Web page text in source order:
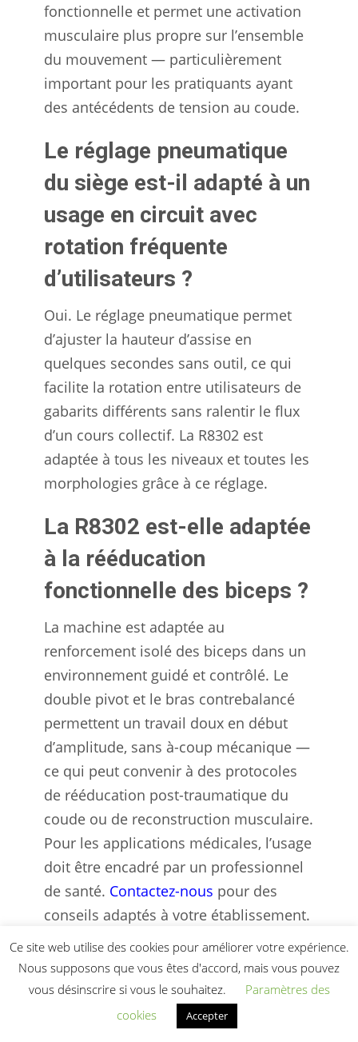
fonctionnelle et permet une activation
musculaire plus propre sur l’ensemble
du mouvement — particulièrement
important pour les pratiquants ayant
des antécédents de tension au coude.
Le réglage pneumatique
du siège est-il adapté à un
usage en circuit avec
rotation fréquente
d’utilisateurs ?
Oui. Le réglage pneumatique permet
d’ajuster la hauteur d’assise en
quelques secondes sans outil, ce qui
facilite la rotation entre utilisateurs de
gabarits différents sans ralentir le flux
d’un cours collectif. La R8302 est
adaptée à tous les niveaux et toutes les
morphologies grâce à ce réglage.
La R8302 est-elle adaptée
à la rééducation
fonctionnelle des biceps ?
La machine est adaptée au
renforcement isolé des biceps dans un
environnement guidé et contrôlé. Le
double pivot et le bras contrebalancé
permettent un travail doux en début
d’amplitude, sans à-coup mécanique —
ce qui peut convenir à des protocoles
de rééducation post-traumatique du
coude ou de reconstruction musculaire.
Pour les applications médicales, l’usage
doit être encadré par un professionnel
de santé. Contactez-nous pour des
conseils adaptés à votre établissement.
Comment la machine curl
biceps contribue-t-elle à
corriger les déséquilibres
Ce site web utilise des cookies pour améliorer votre expérience.
Nous supposons que vous êtes d'accord, mais vous pouvez
vous désinscrire si vous le souhaitez.
Paramètres des
cookies
Accepter